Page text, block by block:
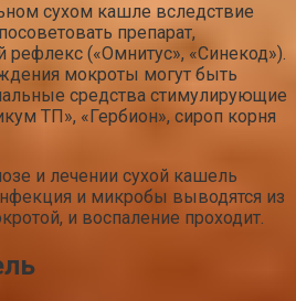
сухом кашле вследствие
препарат,
(«Омнитус», «Синекод»).
мокроты могут быть
средства стимулирующие
ТП», «Гербион», сироп корня
и лечении сухой кашель
и микробы выводятся из
и воспаление проходит.